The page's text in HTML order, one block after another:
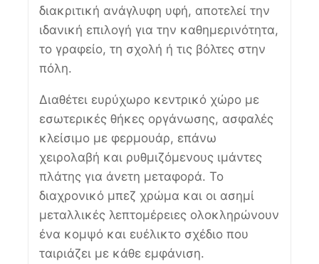
διακριτική ανάγλυφη υφή, αποτελεί την
ιδανική επιλογή για την καθημερινότητα,
το γραφείο, τη σχολή ή τις βόλτες στην
πόλη.
Διαθέτει ευρύχωρο κεντρικό χώρο με
εσωτερικές θήκες οργάνωσης, ασφαλές
κλείσιμο με φερμουάρ, επάνω
χειρολαβή και ρυθμιζόμενους ιμάντες
πλάτης για άνετη μεταφορά. Το
διαχρονικό μπεζ χρώμα και οι ασημί
μεταλλικές λεπτομέρειες ολοκληρώνουν
ένα κομψό και ευέλικτο σχέδιο που
ταιριάζει με κάθε εμφάνιση.